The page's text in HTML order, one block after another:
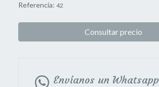
Referencia: 42
Consultar precio
Envíanos un Whatsapp